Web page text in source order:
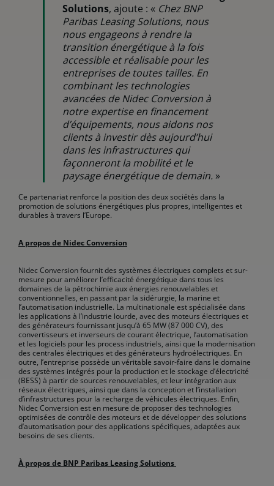
Solutions, ajoute : « Chez BNP
Paribas Leasing Solutions, nous
nous engageons à rendre la
transition énergétique à la fois
accessible et réalisable pour les
entreprises de toutes tailles. En
combinant les technologies
avancées de Nidec Conversion à
notre expertise en financement
d’équipements, nous aidons nos
clients à investir dès aujourd’hui
dans les infrastructures qui
façonneront la mobilité et le
paysage énergétique de demain. »
Ce partenariat renforce la position des deux sociétés dans la
promotion de solutions énergétiques plus propres, intelligentes et
durables à travers l’Europe.
A propos de Nidec Conversion
Nidec Conversion fournit des systèmes électriques complets et sur-
mesure pour améliorer l’efficacité énergétique dans tous les
domaines de la pétrochimie aux énergies renouvelables et
conventionnelles, en passant par Ia sidérurgie, la marine et
l’automatisation industrielle. La multinationale est spécialisée dans
les applications à l’industrie lourde, avec des moteurs électriques et
des générateurs fournissant jusqu’à 65 MW (87 000 CV), des
convertisseurs et inverseurs de courant électrique, l’automatisation
et les logiciels pour les process industriels, ainsi que la modernisation
des centrales électriques et des générateurs hydroélectriques. En
outre, l’entreprise possède un véritable savoir-faire dans le domaine
des systèmes intégrés pour la production et le stockage d’électricité
(BESS) à partir de sources renouvelables, et leur intégration aux
réseaux électriques, ainsi que dans la conception et l’installation
d’infrastructures pour la recharge de véhicules électriques. Enfin,
Nidec Conversion est en mesure de proposer des technologies
optimisées de contrôle des moteurs et de développer des solutions
d’automatisation pour des applications spécifiques, adaptées aux
besoins de ses clients.
À propos de BNP Paribas Leasing Solutions